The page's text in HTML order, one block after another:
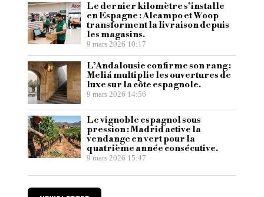
Le dernier kilomètre s’installe
en Espagne : Alcampo et Woop
transforment la livraison depuis
les magasins.
9 mars 2026 10:17
L’Andalousie confirme son rang :
Meliá multiplie les ouvertures de
luxe sur la côte espagnole.
9 mars 2026 14:56
Le vignoble espagnol sous
pression : Madrid active la
vendange en vert pour la
quatrième année consécutive.
9 mars 2026 15:47